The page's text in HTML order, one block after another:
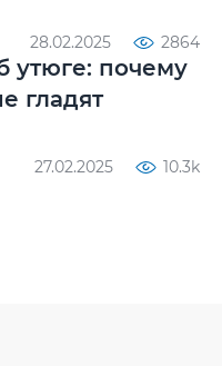
28.02.2025 2864
утюге: почему
гладят
27.02.2025 10.3k